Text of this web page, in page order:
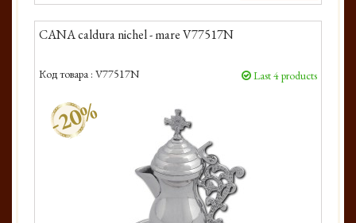
CANA caldura nichel - mare V77517N
Код товара : V77517N Last 4 products
-20%